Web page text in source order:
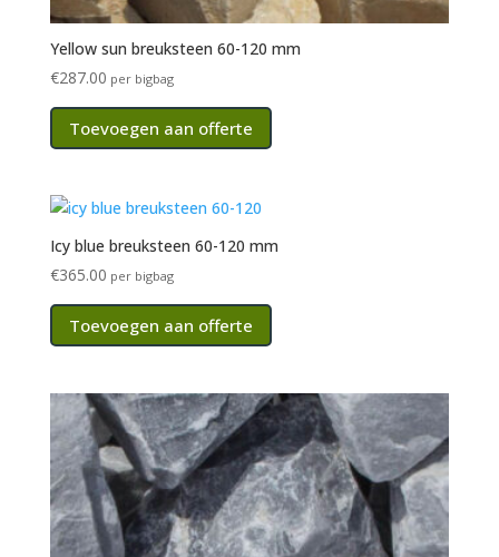
Yellow sun breuksteen 60-120 mm
€287.00 per bigbag
Toevoegen aan offerte
Icy blue breuksteen 60-120 mm
€365.00 per bigbag
Toevoegen aan offerte